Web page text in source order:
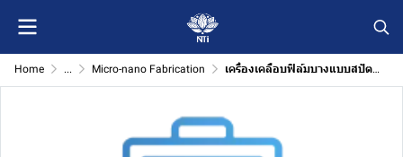
Home ... Micro-nano Fabrication เครื่องเคลือบฟิล์มบางแบบสปัตเตอริง (Sputtering Coating Machine)